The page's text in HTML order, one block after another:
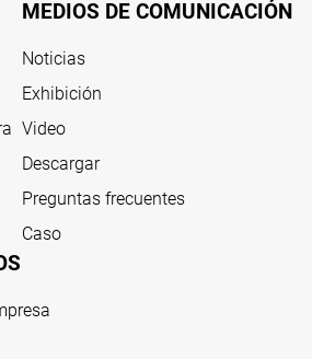
MEDIOS DE COMUNICACIÓN
Noticias
Exhibición
Video
Descargar
Preguntas frecuentes
Caso